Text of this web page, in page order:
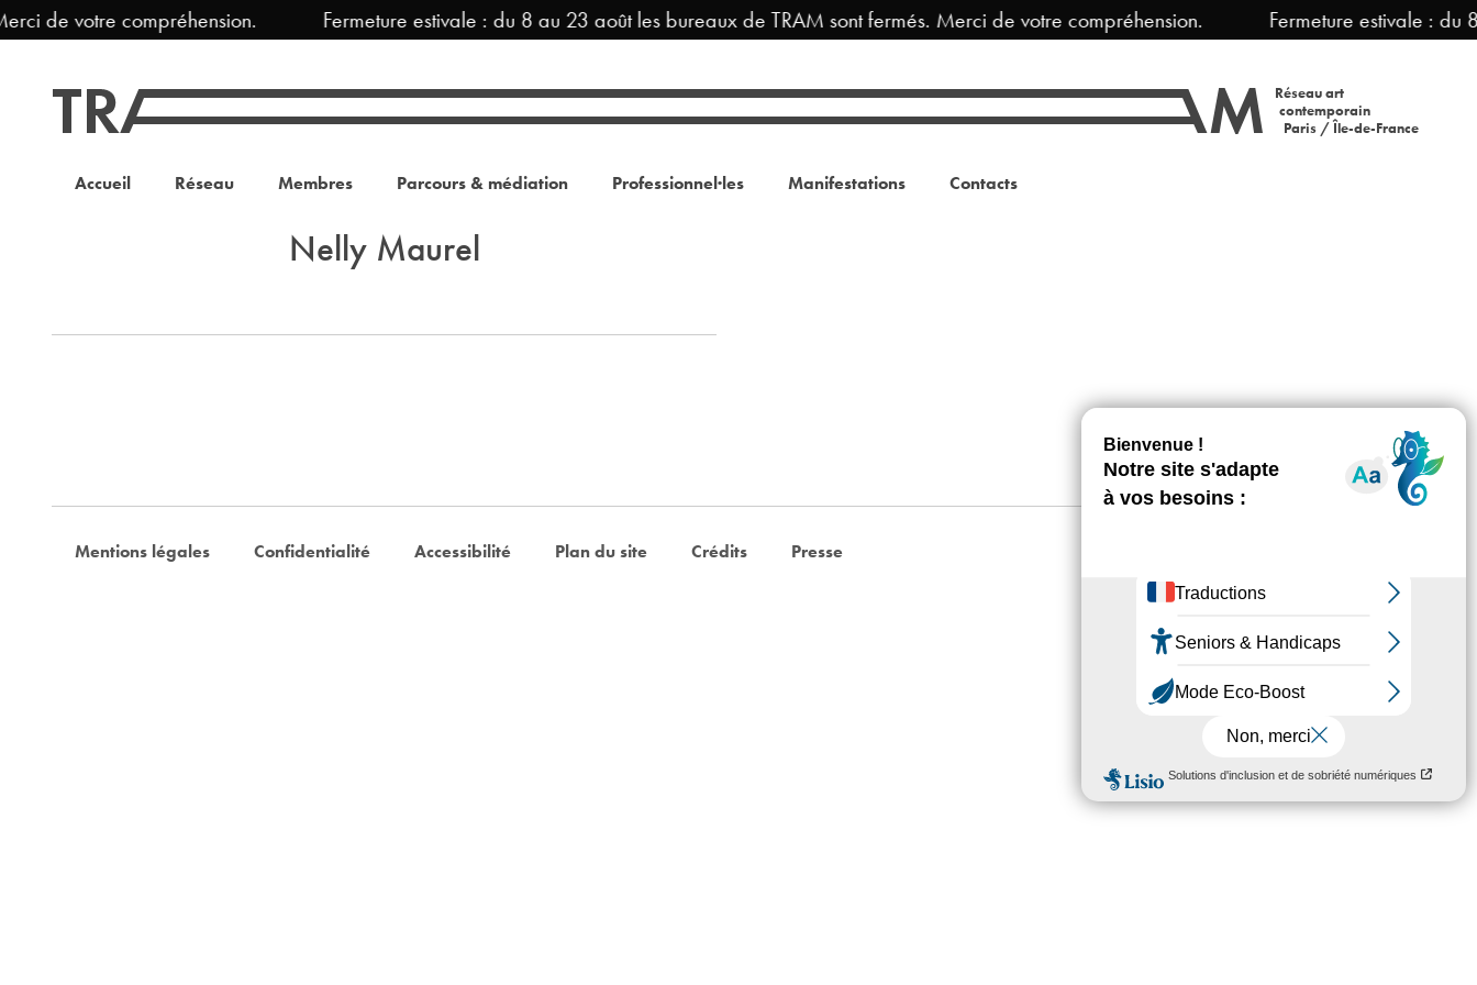
de votre compréhension. Fermeture estivale : du 8 au 23 août les bureaux de TRAM sont fermés. Merci de votre compréhension. Fermeture estivale : du
Réseau art
contemporain
Paris / Île-de-France
Accueil Réseau Membres Parcours & médiation Professionnel·les Manifestations Contacts
Nelly Maurel
Mentions légales Confidentialité Accessibilité Plan du site Crédits Presse